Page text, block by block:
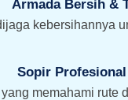
Armada Bersih &
kebersihannya
Sopir Profesional
memahami rute